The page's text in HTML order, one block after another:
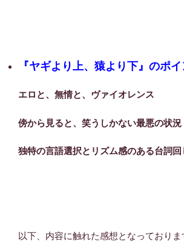
『ヤギより上、猿より下』のポイ
エロと、無情と、ヴァイオレンス
傍から見ると、笑うしかない最悪の状況
独特の言語選択とリズム感のある台詞回
以下、内容に触れた感想となっておりま